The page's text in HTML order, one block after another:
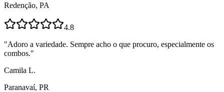
Redenção, PA
4.8
"Adoro a variedade. Sempre acho o que procuro, especialmente os
combos."
Camila L.
Paranavaí, PR